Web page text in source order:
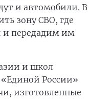
и автомобили. В
зону СВО, где
и передадим им
и школ
«Единой России»
изготовленные